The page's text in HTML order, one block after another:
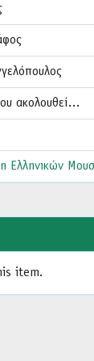
ακολουθεί…
Ελληνικών
item.